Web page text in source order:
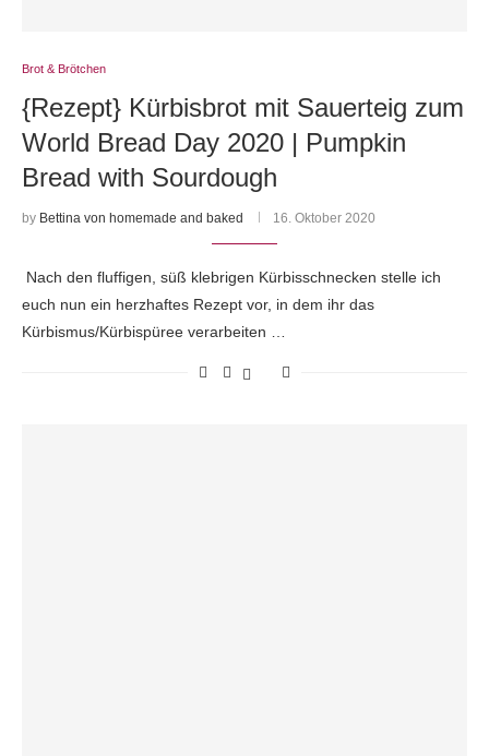
Brot & Brötchen
{Rezept} Kürbisbrot mit Sauerteig zum
World Bread Day 2020 | Pumpkin
Bread with Sourdough
by Bettina von homemade and baked 16. Oktober 2020
Nach den fluffigen, süß klebrigen Kürbisschnecken stelle ich
euch nun ein herzhaftes Rezept vor, in dem ihr das
Kürbismus/Kürbispüree verarbeiten …